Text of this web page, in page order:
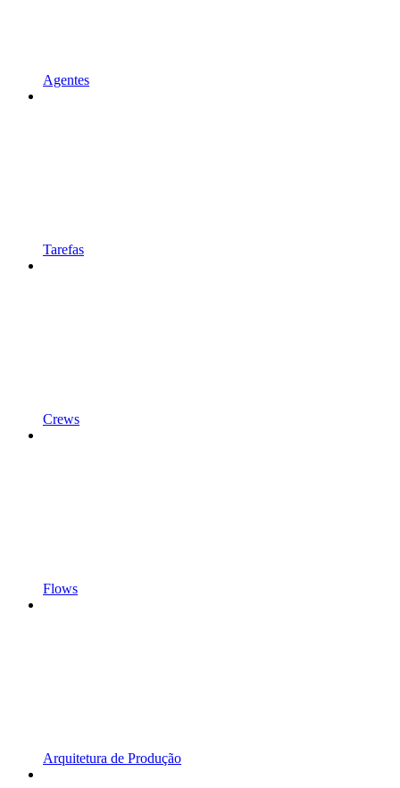
Agentes
Tarefas
Crews
Flows
Arquitetura de Produção